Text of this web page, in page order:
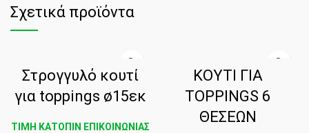
Σχετικά προϊόντα
Στρογγυλό κουτί
για toppings ø15εκ
ΤΙΜΗ ΚΑΤΟΠΙΝ ΕΠΙΚΟΙΝΩΝΙΑΣ
ΚΟΥΤΙ ΓΙΑ
TOPPINGS 6
ΘΕΣΕΩΝ